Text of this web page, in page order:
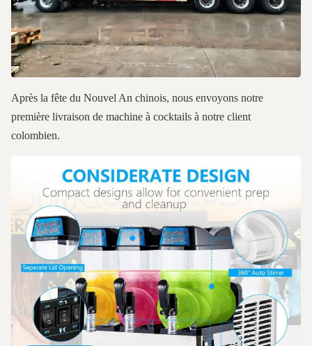
Après la fête du Nouvel An chinois, nous envoyons notre
première livraison de machine à cocktails à notre client
colombien.